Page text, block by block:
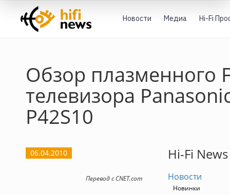
Новости Медиа Hi-Fi
Обзор плазменного
телевизора
P42S10
06.04.2010
Перевод с CNET.com
Hi-Fi News
Новости
Новинки